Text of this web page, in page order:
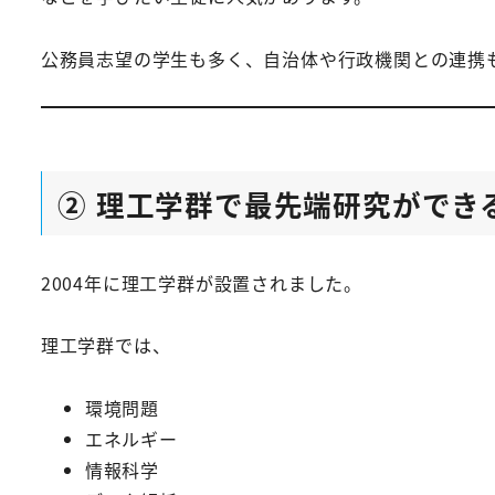
公務員志望の学生も多く、自治体や行政機関との連携
② 理工学群で最先端研究ができ
2004年に理工学群が設置されました。
理工学群では、
環境問題
エネルギー
情報科学